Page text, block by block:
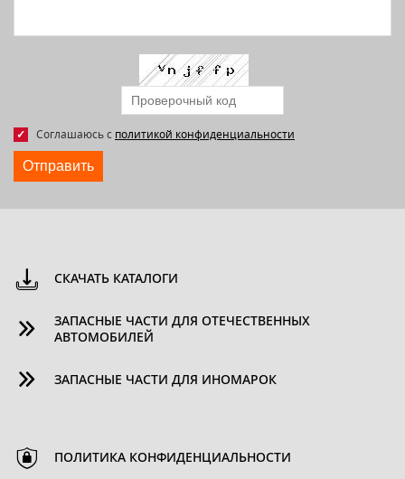
Соглашаюсь с политикой конфиденциальности
Отправить
СКАЧАТЬ КАТАЛОГИ
ЗАПАСНЫЕ ЧАСТИ ДЛЯ ОТЕЧЕСТВЕННЫХ
АВТОМОБИЛЕЙ
ЗАПАСНЫЕ ЧАСТИ ДЛЯ ИНОМАРОК
ПОЛИТИКА КОНФИДЕНЦИАЛЬНОСТИ